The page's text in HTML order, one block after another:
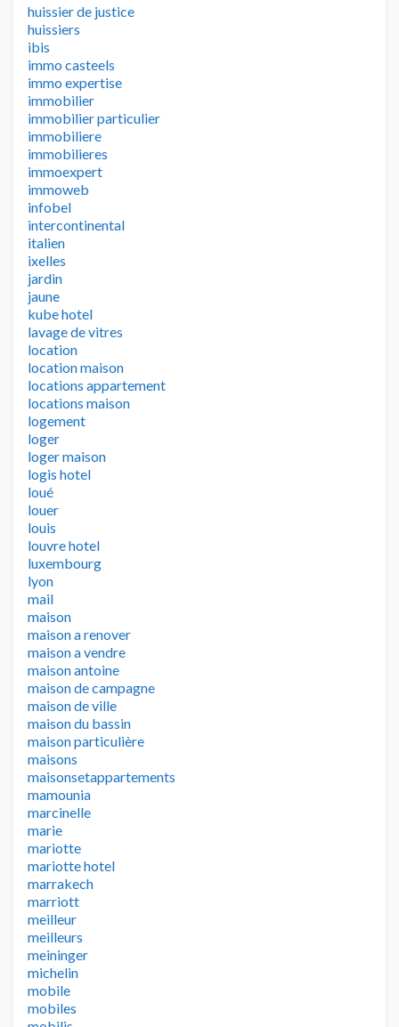
huissier de justice
huissiers
ibis
immo casteels
immo expertise
immobilier
immobilier particulier
immobiliere
immobilieres
immoexpert
immoweb
infobel
intercontinental
italien
ixelles
jardin
jaune
kube hotel
lavage de vitres
location
location maison
locations appartement
locations maison
logement
loger
loger maison
logis hotel
loué
louer
louis
louvre hotel
luxembourg
lyon
mail
maison
maison a renover
maison a vendre
maison antoine
maison de campagne
maison de ville
maison du bassin
maison particulière
maisons
maisonsetappartements
mamounia
marcinelle
marie
mariotte
mariotte hotel
marrakech
marriott
meilleur
meilleurs
meininger
michelin
mobile
mobiles